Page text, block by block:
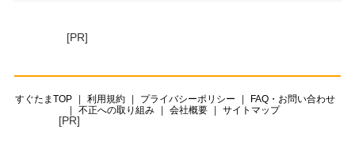
[PR]
すぐたまTOP 利用規約 プライバシーポリシー
FAQ・お問い合わせ
不正への取り組み
会社概要 サイトマップ
[PR]